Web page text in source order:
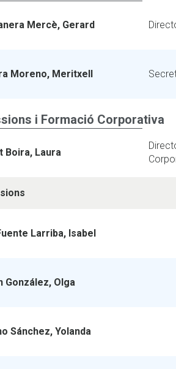
Mercè, Gerard
Moreno, Meritxell
i Formació Corporativa
Boira, Laura
Larriba, Isabel
González, Olga
Sánchez, Yolanda